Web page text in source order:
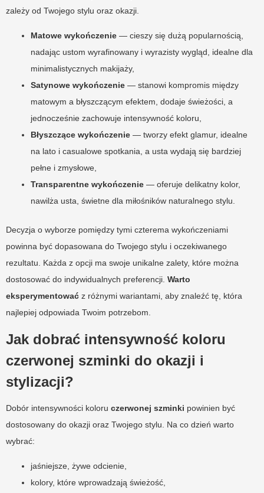
zależy od Twojego stylu oraz okazji.
Matowe wykończenie — cieszy się dużą popularnością,
nadając ustom wyrafinowany i wyrazisty wygląd, idealne dla
minimalistycznych makijaży,
Satynowe wykończenie — stanowi kompromis między
matowym a błyszczącym efektem, dodaje świeżości, a
jednocześnie zachowuje intensywność koloru,
Błyszczące wykończenie — tworzy efekt glamur, idealne
na lato i casualowe spotkania, a usta wydają się bardziej
pełne i zmysłowe,
Transparentne wykończenie — oferuje delikatny kolor,
nawilża usta, świetne dla miłośników naturalnego stylu.
Decyzja o wyborze pomiędzy tymi czterema wykończeniami
powinna być dopasowana do Twojego stylu i oczekiwanego
rezultatu. Każda z opcji ma swoje unikalne zalety, które można
dostosować do indywidualnych preferencji. Warto
eksperymentować z różnymi wariantami, aby znaleźć tę, która
najlepiej odpowiada Twoim potrzebom.
Jak dobrać intensywność koloru
czerwonej szminki do okazji i
stylizacji?
Dobór intensywności koloru czerwonej szminki powinien być
dostosowany do okazji oraz Twojego stylu. Na co dzień warto
wybrać:
jaśniejsze, żywe odcienie,
kolory, które wprowadzają świeżość,